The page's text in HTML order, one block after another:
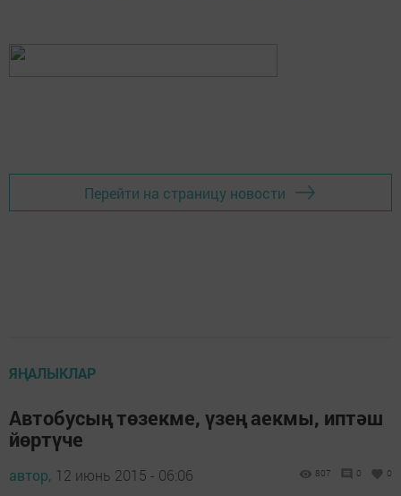
Перейти на страницу новости
ЯҢАЛЫКЛАР
Автобусың төзекме, үзең аекмы, иптәш
йөртүче
автор, 12 июнь 2015 - 06:06 807 0 0